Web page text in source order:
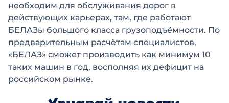
необходим для обслуживания дорог в
действующих карьерах, там, где работают
БЕЛАЗы большого класса грузоподъёмности. По
предварительным расчётам специалистов,
«БЕЛАЗ» сможет производить как минимум 10
таких машин в год, восполняя их дефицит на
российском рынке.